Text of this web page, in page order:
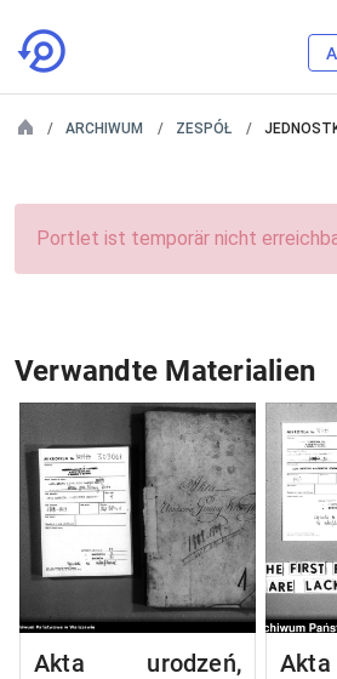
ARCHIWUM ZESPÓŁ
Portlet ist temporär nicht
Verwandte Materialien
Akta urodzeń,